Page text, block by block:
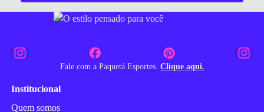
Fale com a Paquetá Esportes. Clique aqui.
Institucional
Quem somos